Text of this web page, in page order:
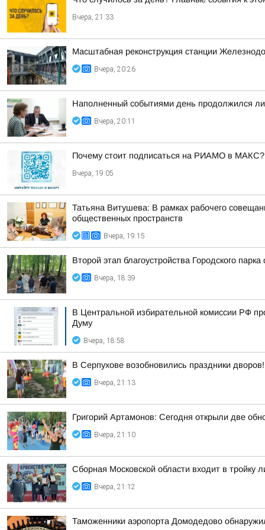
Вчера, 21:33
Масштабная реконструкция станции
Вчера, 20:26
Наполненный событиями день продолжился
Вчера, 20:11
Почему стоит подписаться на РИАМО в МАКС?
Вчера, 19:05
Татьяна Витушева: В рамках рабочего
общественных пространств
Вчера, 19:15
Второй этап благоустройства Городского
Вчера, 18:39
В Центральной избирательной комиссии РФ
Думу
Вчера, 18:58
В Серпухове возобновились праздники дворов!
Вчера, 21:13
Григорий Артамонов: Сегодня открыли две
Вчера, 21:10
Сборная Московской области входит в
Вчера, 21:12
Таможенники аэропорта Домодедово